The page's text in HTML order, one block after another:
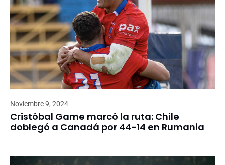
Noviembre 9, 2024
Cristóbal Game marcó la ruta: Chile
doblegó a Canadá por 44-14 en Rumania